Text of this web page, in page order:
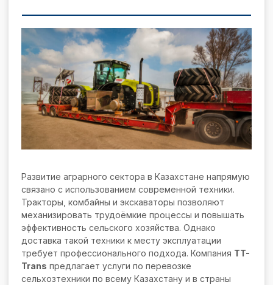
Развитие аграрного сектора в Казахстане напрямую
связано с использованием современной техники.
Тракторы, комбайны и экскаваторы позволяют
механизировать трудоёмкие процессы и повышать
эффективность сельского хозяйства. Однако
доставка такой техники к месту эксплуатации
требует профессионального подхода. Компания TT-
Trans предлагает услуги по перевозке
сельхозтехники по всему Казахстану и в страны